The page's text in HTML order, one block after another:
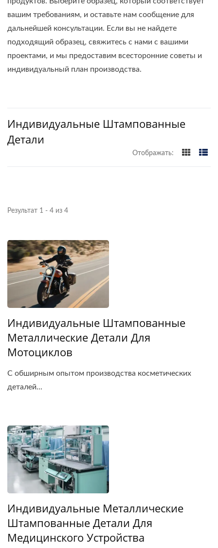
вашим требованиям, и оставьте нам сообщение для
дальнейшей консультации. Если вы не найдете
подходящий образец, свяжитесь с нами с вашими
проектами, и мы предоставим всесторонние советы и
индивидуальный план производства.
Индивидуальные Штампованные
Детали
Отображать:
Результат 1 - 4 из 4
Индивидуальные Штампованные
Металлические Детали Для
Мотоциклов
С обширным опытом производства косметических
деталей...
Индивидуальные Металлические
Штампованные Детали Для
Медицинского Устройства